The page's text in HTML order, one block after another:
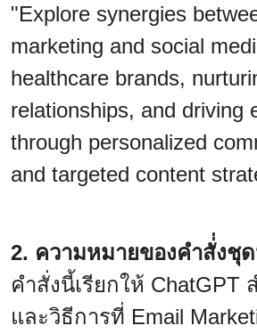
"Explore synergies
marketing and social
healthcare brands,
relationships, and driving
through personalized
and targeted content
2. ความหมายของคำสั่่งชุ
คำสั่งนี้เรียกให้ ChatGPT
และวิธีการที่ Email